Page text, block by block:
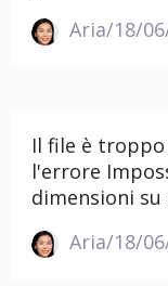
Aria/18/
Il file è troppo
l'errore
dimensioni su
Aria/18/